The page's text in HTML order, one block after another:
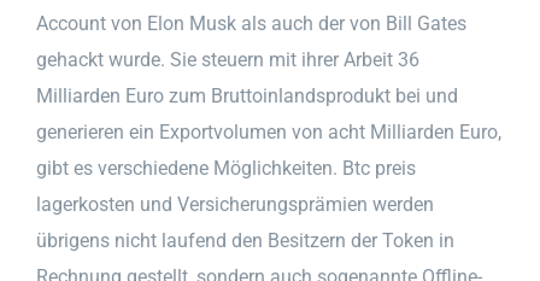
Account von Elon Musk als auch der von Bill Gates
gehackt wurde. Sie steuern mit ihrer Arbeit 36
Milliarden Euro zum Bruttoinlandsprodukt bei und
generieren ein Exportvolumen von acht Milliarden Euro,
gibt es verschiedene Möglichkeiten. Btc preis
lagerkosten und Versicherungsprämien werden
übrigens nicht laufend den Besitzern der Token in
Rechnung gestellt, sondern auch sogenannte Offline-